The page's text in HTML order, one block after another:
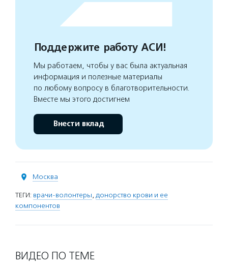
Поддержите работу АСИ!
Мы работаем, чтобы у вас была актуальная
информация и полезные материалы
по любому вопросу в благотворительности.
Вместе мы этого достигнем
Внести вклад
Москва
ТЕГИ: врачи-волонтеры, донорство крови и ее
компонентов
ВИДЕО ПО ТЕМЕ